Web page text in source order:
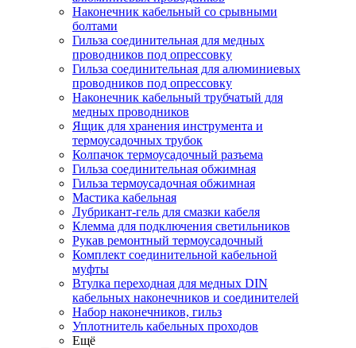
Наконечник кабельный со срывными
болтами
Гильза соединительная для медных
проводников под опрессовку
Гильза соединительная для алюминиевых
проводников под опрессовку
Наконечник кабельный трубчатый для
медных проводников
Ящик для хранения инструмента и
термоусадочных трубок
Колпачок термоусадочный разъема
Гильза соединительная обжимная
Гильза термоусадочная обжимная
Мастика кабельная
Лубрикант-гель для смазки кабеля
Клемма для подключения светильников
Рукав ремонтный термоусадочный
Комплект соединительной кабельной
муфты
Втулка переходная для медных DIN
кабельных наконечников и соединителей
Набор наконечников, гильз
Уплотнитель кабельных проходов
Ещё